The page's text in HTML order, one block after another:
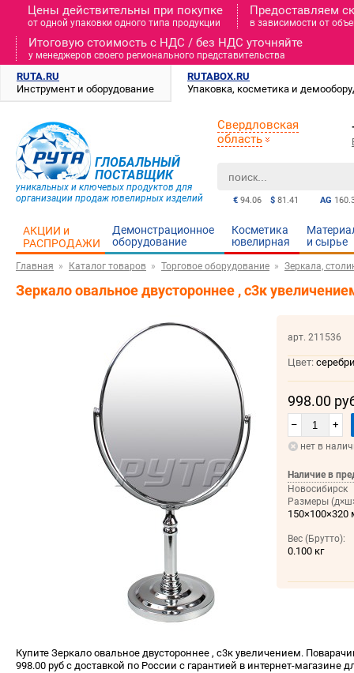
Цены действительны при покупке
от одной упаковки одного типа продукции
Предоставляем
в зависимости от
Итоговую стоимость c НДС / без НДС уточняйте
у менеджеров своего регионального представительства
RUTA.RU
Инструмент и оборудование
RUTABOX.RU
Упаковка, косметика и
ГЛОБАЛЬНЫЙ
ПОСТАВЩИК
уникальных и ключевых продуктов для
организации продаж ювелирных изделий
AG
€ 94.06 $ 81.41
Свердловская
область
АКЦИИ и
РАСПРОДАЖИ
Демонстрационное
оборудование
Косметика
ювелирная
и cырье
Главная Каталог товаров Торговое оборудование Зеркала,
Зеркало овальное двустороннее , с3к
арт. 211536
Цвет:
998.00
– +
нет в
Наличие в
Новосибирск
Размеры
Вес (Брутто):
0.100 кг
Купите Зеркало овальное двустороннее , с3к увеличением.
998.00 руб с доставкой по России с гарантией в интернет-магазине